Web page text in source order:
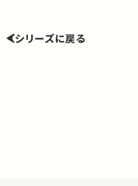
シリーズに戻る